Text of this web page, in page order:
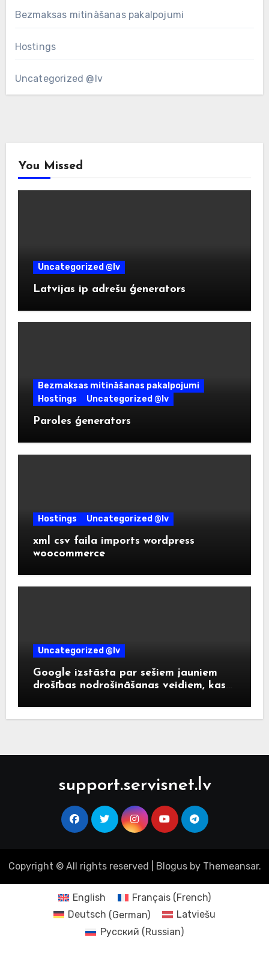
Bezmaksas mitināšanas pakalpojumi
Hostings
Uncategorized @lv
You Missed
Uncategorized @lv
Latvijas ip adrešu ģenerators
Bezmaksas mitināšanas pakalpojumi
Hostings
Uncategorized @lv
Paroles ģenerators
Hostings Uncategorized @lv
xml csv faila imports wordpress
woocommerce
Uncategorized @lv
Google izstāsta par sešiem jauniem
drošības nodrošināšanas veidiem, kas
krāpniecības.
support.servisnet.lv
Copyright © All rights reserved Blogusby Themeansar.
English Français (French)
Deutsch (German)
Latviešu
Русский ( Russian)